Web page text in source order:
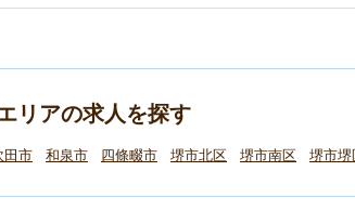
リアの求人を探す
田市 和泉市 四條畷市 堺市北区 堺市南区 堺市堺